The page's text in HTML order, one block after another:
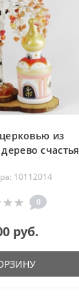
из
счастья
10112014
0
руб.